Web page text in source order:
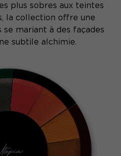
plus sobres aux teintes
la collection offre une
mariant à des façades
subtile alchimie.